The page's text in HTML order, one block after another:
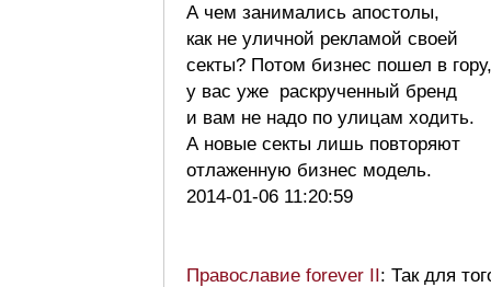
А чем занимались апостолы,
как не уличной рекламой своей
секты? Потом бизнес пошел в гору,
у вас уже раскрученный бренд
и вам не надо по улицам ходить.
А новые секты лишь повторяют
отлаженную бизнес модель.
2014-01-06 11:20:59
Православие forever II: Так для